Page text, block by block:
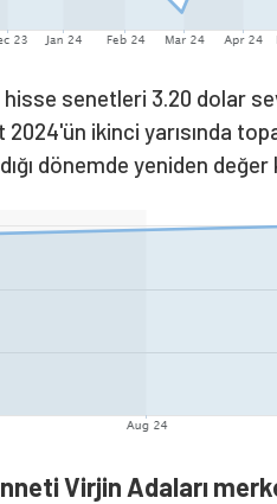
hisse senetleri 3.20 dolar
ikinci yarısında
dönemde yeniden değer
Virjin Adaları